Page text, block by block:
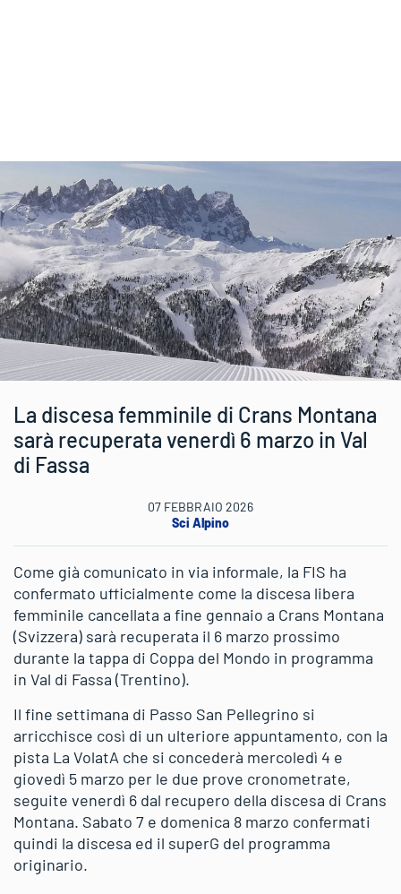
La discesa femminile di Crans Montana
sarà recuperata venerdì 6 marzo in Val
di Fassa
07 FEBBRAIO 2026
Sci Alpino
Come già comunicato in via informale, la FIS ha
confermato ufficialmente come la discesa libera
femminile cancellata a fine gennaio a Crans Montana
(Svizzera) sarà recuperata il 6 marzo prossimo
durante la tappa di Coppa del Mondo in programma
in Val di Fassa (Trentino).
Il fine settimana di Passo San Pellegrino si
arricchisce così di un ulteriore appuntamento, con la
pista La VolatA che si concederà mercoledì 4 e
giovedì 5 marzo per le due prove cronometrate,
seguite venerdì 6 dal recupero della discesa di Crans
Montana. Sabato 7 e domenica 8 marzo confermati
quindi la discesa ed il superG del programma
originario.